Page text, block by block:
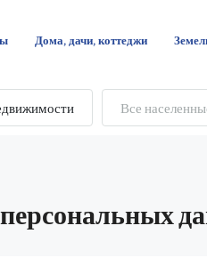
Дома, дачи, коттеджи
Все